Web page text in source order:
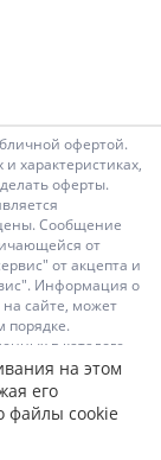
офертой.
характеристиках,
оферты.
Сообщение
от
от акцепта и
Информация о
на сайте, может
порядке.
в каталоге
о цене
от
является
Администрация
на этом
его
файлы cookie